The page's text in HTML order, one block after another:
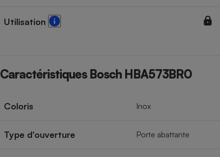
Utilisation
Caractéristiques Bosch HBA573BR0
Coloris Inox
Type d'ouverture Porte abattante